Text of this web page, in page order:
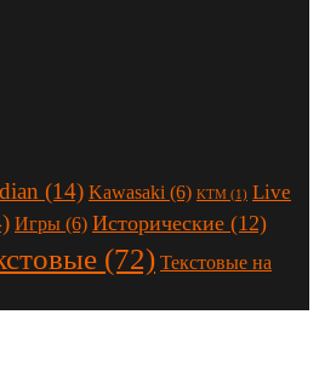
(14) Kawasaki (6) KTM (1) Live
Игры (6) Исторические (12)
(72) Текстовые на